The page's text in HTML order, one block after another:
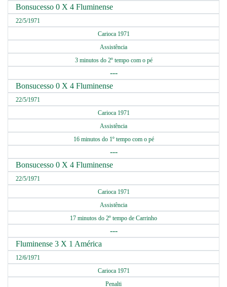
Bonsucesso 0 X 4 Fluminense
22/5/1971
Carioca 1971
Assistência
3 minutos do 2º tempo com o pé
---
Bonsucesso 0 X 4 Fluminense
22/5/1971
Carioca 1971
Assistência
16 minutos do 1º tempo com o pé
---
Bonsucesso 0 X 4 Fluminense
22/5/1971
Carioca 1971
Assistência
17 minutos do 2º tempo de Carrinho
---
Fluminense 3 X 1 América
12/6/1971
Carioca 1971
Penalti